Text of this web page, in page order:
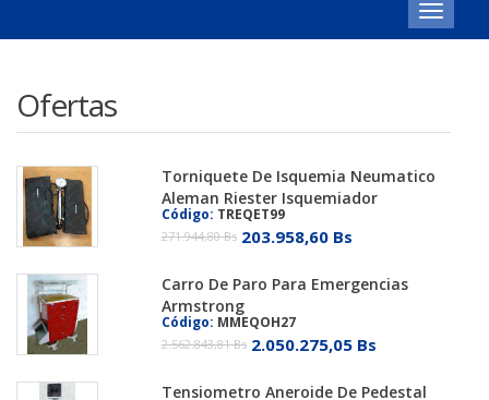
Toggle
Ofertas
Torniquete De Isquemia Neumatico
Aleman Riester Isquemiador
Código: TREQET99
271.944,80 Bs 203.958,60 Bs
Carro De Paro Para Emergencias
Armstrong
Código: MMEQOH27
2.562.843,81 Bs 2.050.275,05 Bs
Tensiometro Aneroide De Pedestal